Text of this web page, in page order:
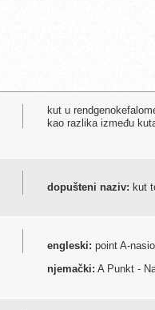
kut u
kao razlika između
dopušteni naziv: kut
engleski: point A-
njemački: A Punkt -